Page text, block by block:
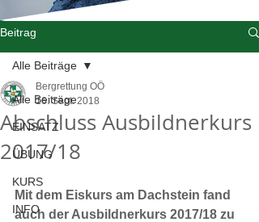
Beitrag
Alle Beiträge
EINSATZ
ÜBUNG
KURS
INFO
Alle Beiträge
Abschluss Ausbildnerkurs
2017/18
Bergrettung OÖ
16. Sept. 2018
Mit dem Eiskurs am Dachstein fand
auch der Ausbildnerkurs 2017/18 zu